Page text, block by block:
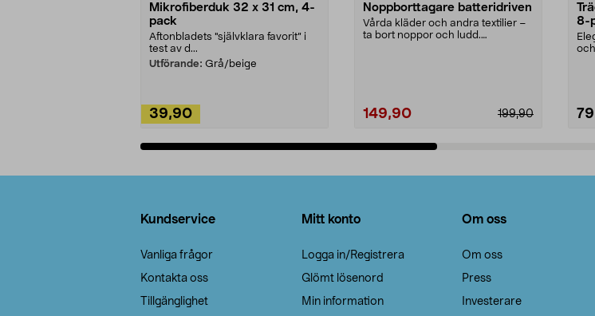
Mikrofiberduk 32 x 31 cm, 4-
pack
Aftonbladets "självklara favorit” i
test av d...
Utförande: Grå/beige
39,90
Noppborttagare batteridriven
Vårda kläder och andra textilier –
ta bort noppor och ludd.
199,90
149,90
8-
Kundservice
Vanliga frågor
Kontakta oss
Tillgänglighet
Mitt konto
Logga in/Registrera
Glömt lösenord
Min information
Om oss
Om oss
Press
Investerare